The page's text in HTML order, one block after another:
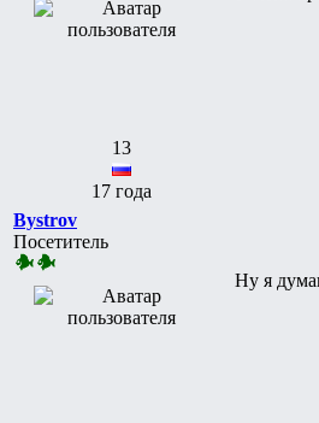
13
17 года
Bystrov
Посетитель
Ну я